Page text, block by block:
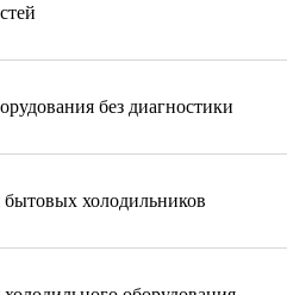
без диагностики
бытовых холодильников